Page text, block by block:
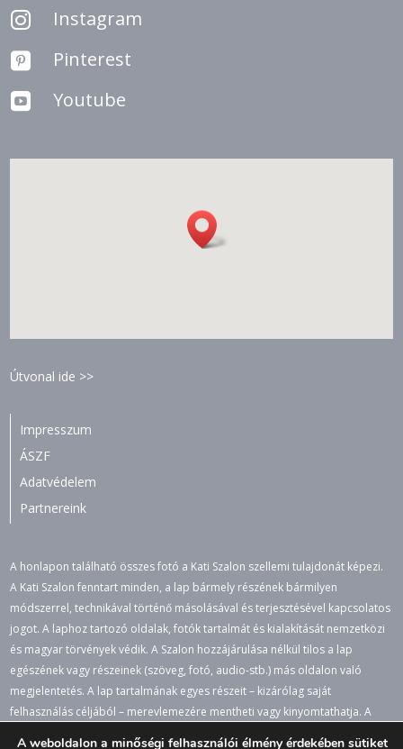
 Instagram
 Pinterest
 Youtube
Útvonal ide >>
Impresszum
ÁSZF
Adatvédelem
Partnereink
A honlapon található összes fotó a Kati Szalon szellemi tulajdonát képezi.
A Kati Szalon fenntart minden, a lap bármely részének bármilyen
módszerrel, technikával történő másolásával és terjesztésével kapcsolatos
jogot. A laphoz tartozó oldalak, fotók tartalmát és kialakítását nemzetközi
és magyar törvények védik. A Szalon hozzájárulása nélkül tilos a lap
egészének vagy részeinek (szöveg, fotó, audio-stb.) más oldalon való
megjelentetés. A lap tartalmának egyes részeit – kizárólag saját
felhasználás céljából – merevlemezére mentheti vagy kinyomtathatja. A
A weboldalon a minőségi felhasználói élmény érdekében sütiket